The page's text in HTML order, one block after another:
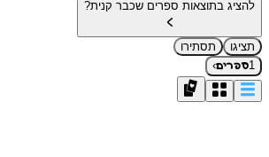
להציג בתוצאות ספרים שכבר קנית?
תציגו
תסתירו
1ספרים›